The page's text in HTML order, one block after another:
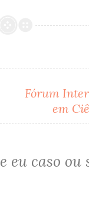
Fórum
em
eu caso ou